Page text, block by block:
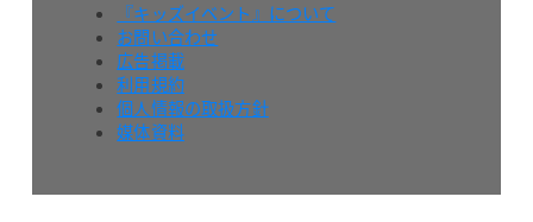
『キッズイベント』について
お問い合わせ
広告掲載
利用規約
個人情報の取扱方針
媒体資料